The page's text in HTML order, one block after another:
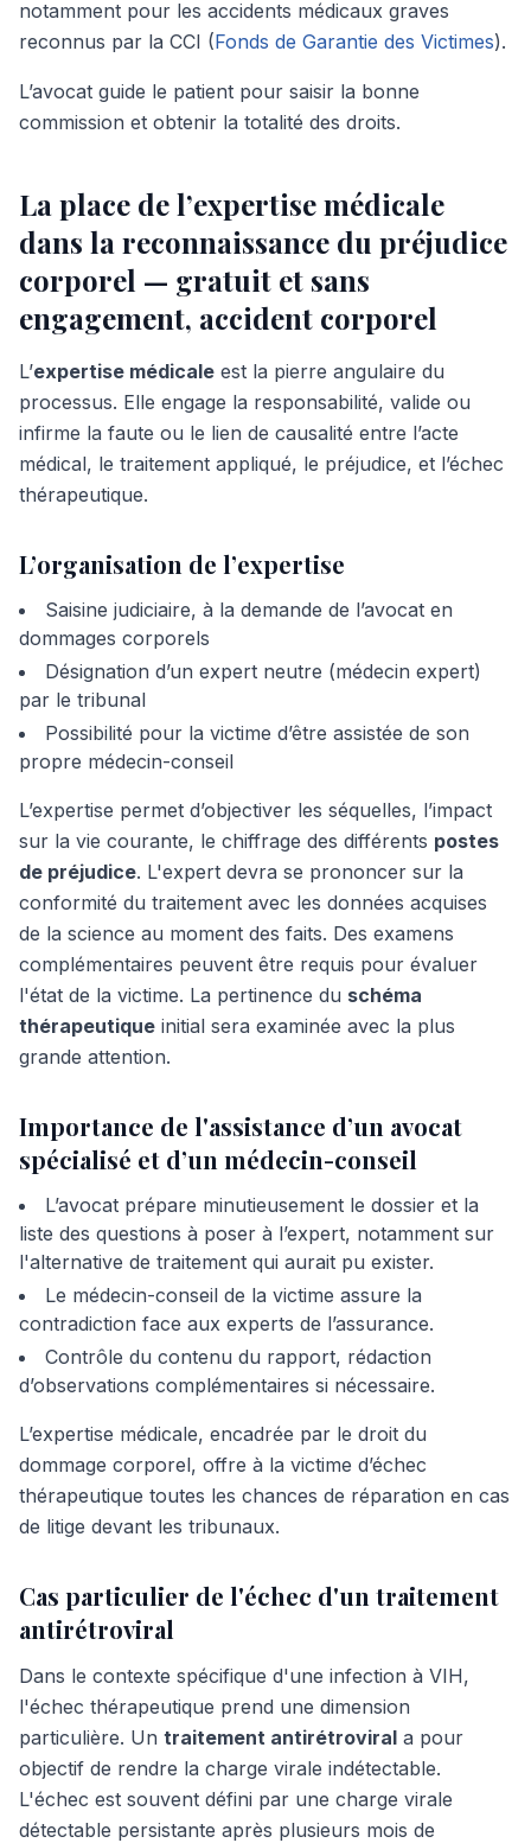
notamment pour les accidents médicaux graves
reconnus par la CCI (Fonds de Garantie des Victimes).
L’avocat guide le patient pour saisir la bonne
commission et obtenir la totalité des droits.
La place de l’expertise médicale
dans la reconnaissance du préjudice
corporel — gratuit et sans
engagement, accident corporel
L’expertise médicale est la pierre angulaire du
processus. Elle engage la responsabilité, valide ou
infirme la faute ou le lien de causalité entre l’acte
médical, le traitement appliqué, le préjudice, et l’échec
thérapeutique.
L’organisation de l’expertise
Saisine judiciaire, à la demande de l’avocat en
dommages corporels
Désignation d’un expert neutre (médecin expert)
par le tribunal
Possibilité pour la victime d’être assistée de son
propre médecin-conseil
L’expertise permet d’objectiver les séquelles, l’impact
sur la vie courante, le chiffrage des différents postes
de préjudice. L'expert devra se prononcer sur la
conformité du traitement avec les données acquises
de la science au moment des faits. Des examens
complémentaires peuvent être requis pour évaluer
l'état de la victime. La pertinence du schéma
thérapeutique initial sera examinée avec la plus
grande attention.
Importance de l'assistance d’un avocat
spécialisé et d’un médecin-conseil
L’avocat prépare minutieusement le dossier et la
liste des questions à poser à l’expert, notamment sur
l'alternative de traitement qui aurait pu exister.
Le médecin-conseil de la victime assure la
contradiction face aux experts de l’assurance.
Contrôle du contenu du rapport, rédaction
d’observations complémentaires si nécessaire.
L’expertise médicale, encadrée par le droit du
dommage corporel, offre à la victime d’échec
thérapeutique toutes les chances de réparation en cas
de litige devant les tribunaux.
Cas particulier de l'échec d'un traitement
antirétroviral
Dans le contexte spécifique d'une infection à VIH,
l'échec thérapeutique prend une dimension
particulière. Un traitement antirétroviral a pour
objectif de rendre la charge virale indétectable.
L'échec est souvent défini par une charge virale
détectable persistante après plusieurs mois de